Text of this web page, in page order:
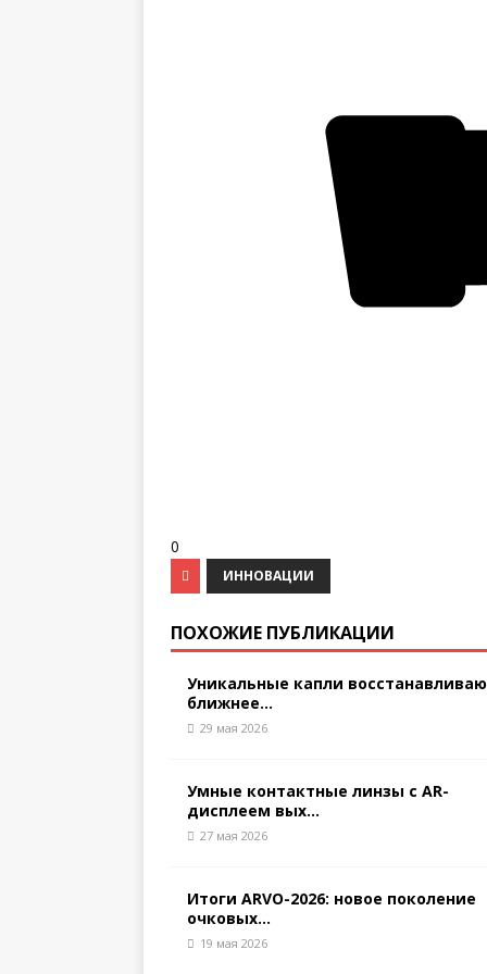
0
ИННОВАЦИИ
ПОХОЖИЕ ПУБЛИКАЦИИ
Уникальные капли
ближнее...
29 мая 2026
Умные контактные линзы с AR-
дисплеем вых...
27 мая 2026
Итоги ARVO-2026: новое поколение
очковых...
19 мая 2026